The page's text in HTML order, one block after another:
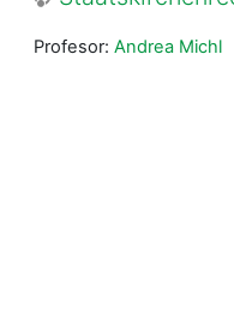
Profesor: Andrea Michl